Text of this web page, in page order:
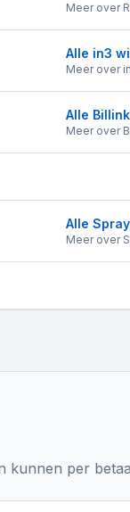
Meer over
Alle in3
Meer over
Alle Billink
Meer over
Alle
Meer over
kunnen per